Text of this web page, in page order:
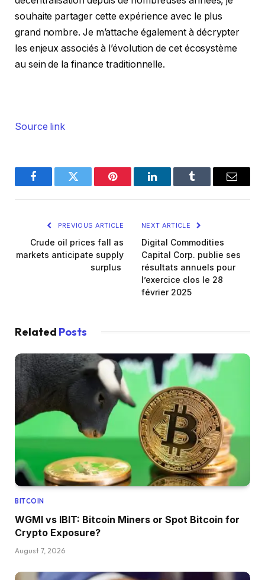
souhaite partager cette expérience avec le plus
grand nombre. Je m’attache également à décrypter
les enjeux associés à l’évolution de cet écosystème
au sein de la finance traditionnelle.
Source link
FacebookTwitter Pinterest LinkedInTumblr Email
PREVIOUS ARTICLE
Crude oil prices fall as
markets anticipate supply
surplus
NEXT ARTICLE
Digital Commodities
Capital Corp. publie ses
résultats annuels pour
l’exercice clos le 28
février 2025
Related Posts
BITCOIN
WGMI vs IBIT: Bitcoin Miners or Spot Bitcoin for
Crypto Exposure?
August 7, 2026